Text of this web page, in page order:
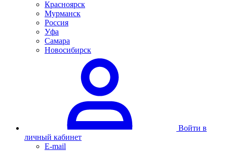
Красноярск
Мурманск
Россия
Уфа
Самара
Новосибирск
Войти в
личный кабинет
E-mail